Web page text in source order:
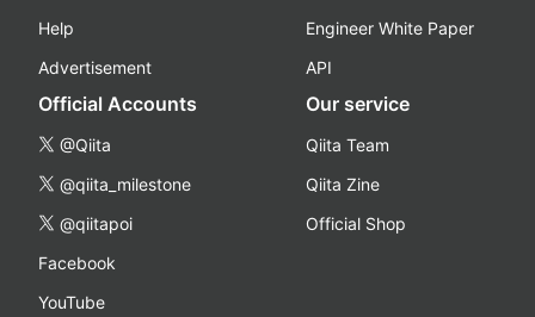
Help
Advertisement
Engineer White Paper
API
Official Accounts
@Qiita
@qiita_milestone
@qiitapoi
Facebook
YouTube
Our service
Qiita Team
Qiita Zine
Official Shop